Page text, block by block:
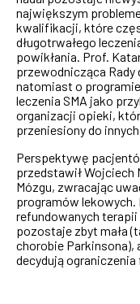
największym
kwalifikacji, które
długotrwałego
powikłania. Prof.
przewodnicząca Rady
natomiast o
leczenia SMA jako
organizacji opieki,
przeniesiony do
Perspektywę
przedstawił Wojciech
Mózgu, zwracając
programów lekowych.
refundowanych
pozostaje zbyt mała
chorobie
decydują